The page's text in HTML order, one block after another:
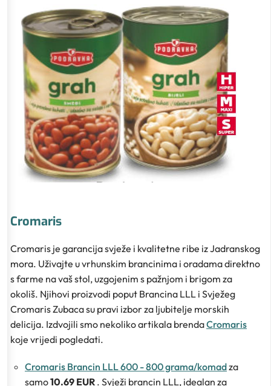
Cromaris
Cromaris je garancija svježe i kvalitetne ribe iz Jadranskog
mora. Uživajte u vrhunskim brancinima i oradama direktno
s farme na vaš stol, uzgojenim s pažnjom i brigom za
okoliš. Njihovi proizvodi poput Brancina LLL i Svježeg
Cromaris Zubaca su pravi izbor za ljubitelje morskih
delicija. Izdvojili smo nekoliko artikala brendaCromaris
koje vrijedi pogledati.
Cromaris Brancin LLL 600 - 800 grama/komadza
samo10.69 EUR . Svježi brancin LLL, idealan za